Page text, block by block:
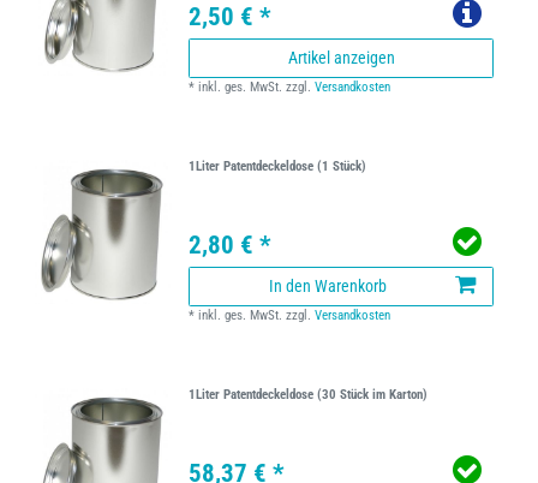
2,50 € *
Artikel anzeigen
*inkl. ges. MwSt. zzgl.Versandkosten
1Liter Patentdeckeldose (1 Stück)
2,80 € *
In den Warenkorb
*inkl. ges. MwSt. zzgl.Versandkosten
1Liter Patentdeckeldose (30 Stück im Karton)
58,37 € *